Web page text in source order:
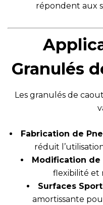
répondent aux
Granulés
Les granulés de
Fabrication de
réduit
Modification de
flexibilité et
Surfaces
amortissante